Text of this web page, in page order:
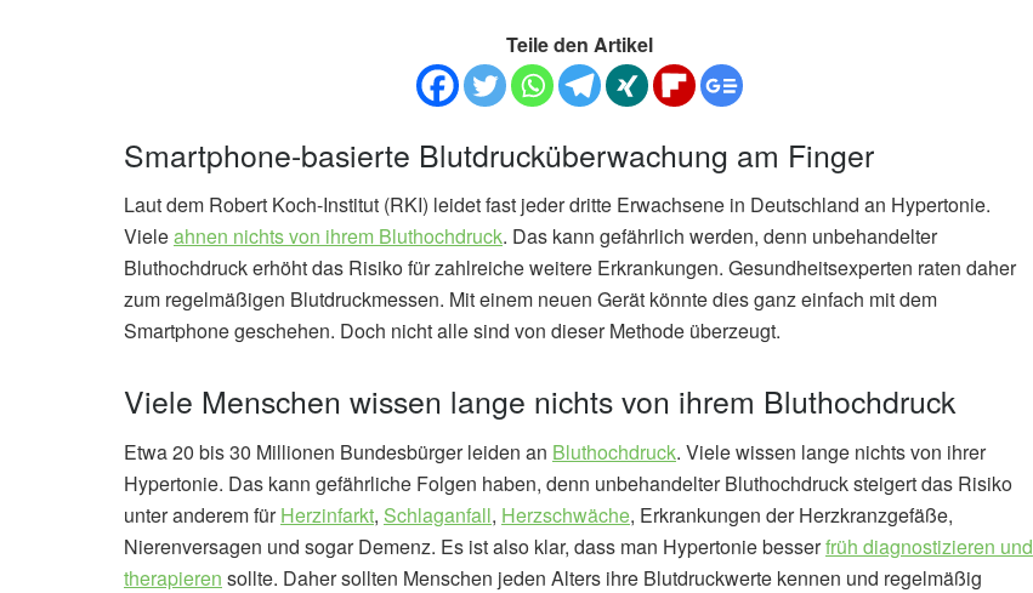
Teile den Artikel
Smartphone-basierte Blutdrucküberwachung am Finger
Laut dem Robert Koch-Institut (RKI) leidet fast jeder dritte Erwachsene in Deutschland an Hypertonie.
Vieleahnen nichts von ihrem Bluthochdruck. Das kann gefährlich werden, denn unbehandelter
Bluthochdruck erhöht das Risiko für zahlreiche weitere Erkrankungen. Gesundheitsexperten raten daher
zum regelmäßigen Blutdruckmessen. Mit einem neuen Gerät könnte dies ganz einfach mit dem
Smartphone geschehen. Doch nicht alle sind von dieser Methode überzeugt.
Viele Menschen wissen lange nichts von ihrem Bluthochdruck
Etwa 20 bis 30 Millionen Bundesbürger leiden an Bluthochdruck. Viele wissen lange nichts von ihrer
Hypertonie. Das kann gefährliche Folgen haben, denn unbehandelter Bluthochdruck steigert das Risiko
unter anderem fürHerzinfarkt, Schlaganfall, Herzschwäche, Erkrankungen der Herzkranzgefäße,
Nierenversagen und sogar Demenz. Es ist also klar, dass man Hypertonie besserfrüh diagnostizieren und
therapieren sollte. Daher sollten Menschen jeden Alters ihre Blutdruckwerte kennen und regelmäßig